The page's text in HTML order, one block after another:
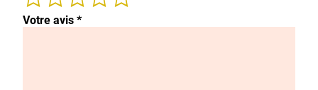
Votre avis *